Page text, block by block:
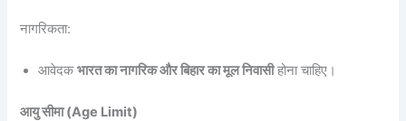
नागरिकता:
आवेदकभारत का नागरिक और बिहार का मूल निवासीहोना चाहिए।
आयु सीमा (Age Limit)